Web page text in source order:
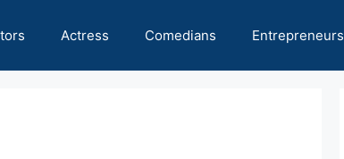
Actress Comedians Entrepreneurs